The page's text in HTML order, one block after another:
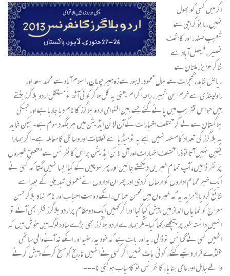
اگر میں کسی کو بھول
نہیں رہا تو کراچی سے
شعیب صفدر اور کاشف
نصیر، فیصل آباد سے
شاکر عزیز، ملتان سے
ریاض شاہد، گجرات سے بلال محمود، لاہور سے زوہیر چوہان، اسلام آباد سے محمد سعد اور
راولپنڈی سے خرم ابن شبیر، راجہ اکرام یعنی یہ کل ملاکر کوئی آٹھ نو مستقل اردو بلاگرز بنتے
ہیں جو اس تقریب میں پائے گئے جسے بین القوامی اردو بلاگرز کا نام دیا جارہا ہے اور جسکی
بلاگستان سے لے کر مختلف اخبارات کے آن لائن ایڈیشن میں ہر جگہ دھوم ہے۔ لیکن شاید
یہ بلاگرز کی تعداد کا مسئلہ نہیں ہے یہ تو میڈیا سے تعلقات اور وسائل کا معاملہ ہے۔ اگر ہمارا
یقین نہیں آتا تو ذرا مختلف اخبارات اور آن لائن ایڈیشن پر اس کانفرنس سے متعلق خبروں
پر نظر ڈالیں، آپ تمام خبریں دیکھتے جائیں اور پھر سوچیں کے کیا ایسا نہیں لگتا کہ کسی نے
ایک خبر تمام اداروں کو ارسال کردی اور پھر ان اداروں نے معمولی تبدیلی کے بعد اسے
شائع کردیا؟ مزید یہ کہ خبروں میں محسن عباس، انکے دوست احباب اور نام نہاد بلاگر حسن
معراج کو نمایاں انداز میں پیش کیا گیا اور اگر کہیں ایک دو مقام پر اردو بلاگرز نظر بھی آئے تو
انہیں دانستہ طور پر پیچھے رکھا گیا۔ مگر ہمارے اردو بلاگرز بھی بڑے سادہ لوگ ہیں خوش ہیں کہ
انہیں کسی نے گھانس تو ڈالی، یہ اور بات ہے کہ خود یہ رضیہ اور انکے نہ آنے والی ساتھی
غنڈے قرار دئیے گئے، کوئی بات نہیں اگر کسی نے انہیں تاریخ کو مسخ کرکے پیش کرنے
والے جاہل اور عامی بتایا، کانفرنس تو کامیاب ہوگئی نا۔۔۔